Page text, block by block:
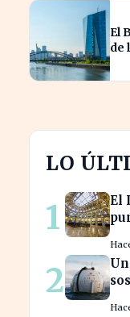
El
de
LO
1
El
2